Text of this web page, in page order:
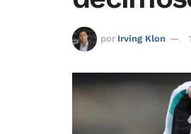
por Irving Klon